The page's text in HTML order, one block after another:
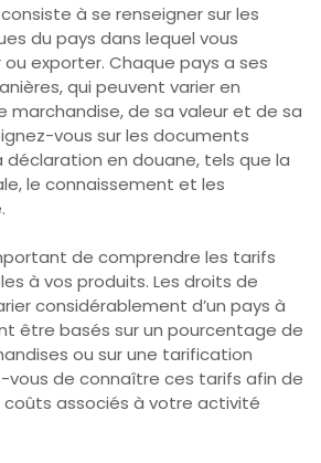
à se renseigner sur les
du pays dans lequel vous
exporter. Chaque pays a ses
qui peuvent varier en
marchandise, de sa valeur et de sa
vous sur les documents
déclaration en douane, tels que la
le connaissement et les
de comprendre les tarifs
à vos produits. Les droits de
considérablement d’un pays à
être basés sur un pourcentage de
ou sur une tarification
vous de connaître ces tarifs afin de
coûts associés à votre activité